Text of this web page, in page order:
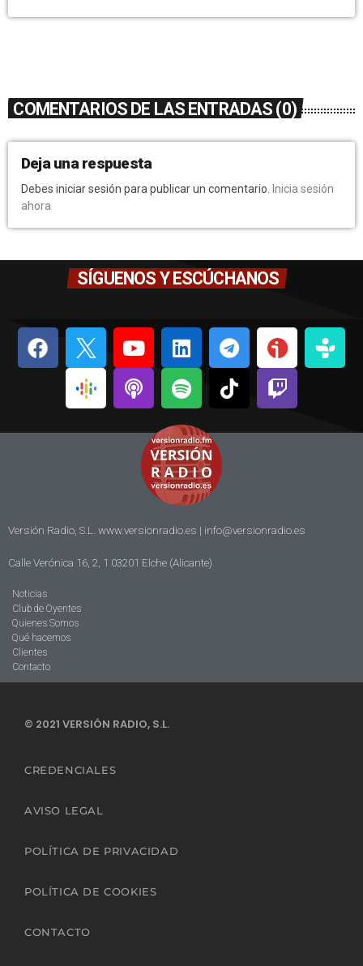
COMENTARIOS DE LAS ENTRADAS (0)
Deja una respuesta
Debes iniciar sesión para publicar un comentario. Inicia sesión
ahora
SÍGUENOS Y ESCÚCHANOS
Versión Radio, S.L. www.versionradio.es | info@versionradio.es
Calle Verónica 16, 2, 1 03201 Elche (Alicante)
Noticias
Club de Oyentes
Quienes Somos
Qué hacemos
Clientes
Contacto
© 2021 VERSIÓN RADIO, S.L.
CREDENCIALES
AVISO LEGAL
POLÍTICA DE PRIVACIDAD
POLÍTICA DE COOKIES
CONTACTO